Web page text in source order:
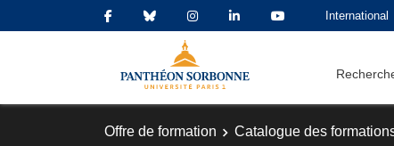
International
Offre de formation Catalogue des